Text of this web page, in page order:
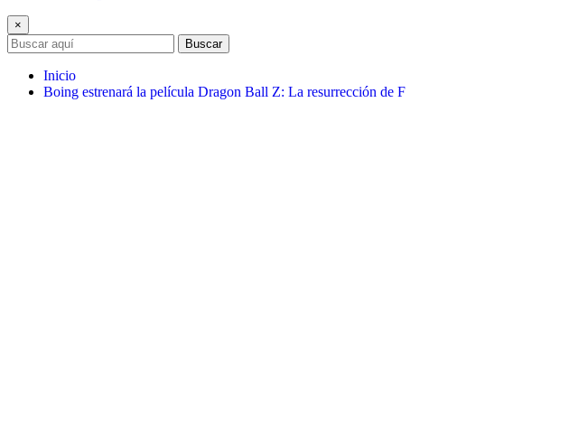
×
Buscar
Inicio
Boing estrenará la película Dragon Ball Z: La resurrección de F